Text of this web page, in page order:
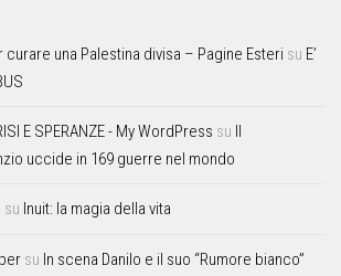
una Palestina divisa – Pagine Esteri su E’
E SPERANZE - My WordPress su
uccide in 169 guerre nel mondo
su Inuit: la magia della vita
su In scena Danilo e il suo “Rumore bianco”